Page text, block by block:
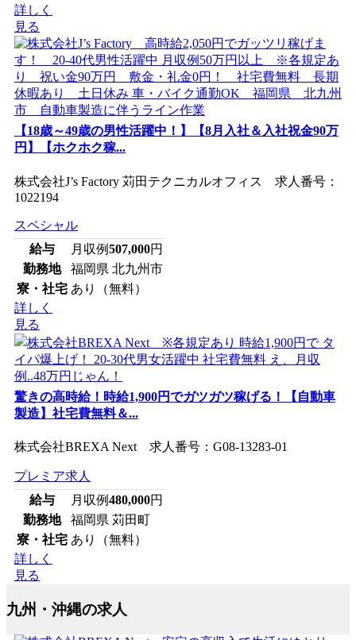
詳しく
見る
【18歳～49歳の男性活躍中！】【8月入社＆入社祝金90万
円】【ホクホク稼...
株式会社J’s Factory 苅田テクニカルオフィス 求人番号：
1022194
スペシャル
給与
月収例507,000円
勤務地
福岡県 北九州市
寮・社宅 あり（無料）
詳しく
見る
驚きの高時給！時給1,900円でガツガツ稼げる！【自動車
製造】社宅費無料＆...
株式会社BREXA Next 求人番号：G08-13283-01
プレミア求人
給与
月収例480,000円
勤務地
福岡県 苅田町
寮・社宅 あり（無料）
詳しく
見る
九州・沖縄の求人